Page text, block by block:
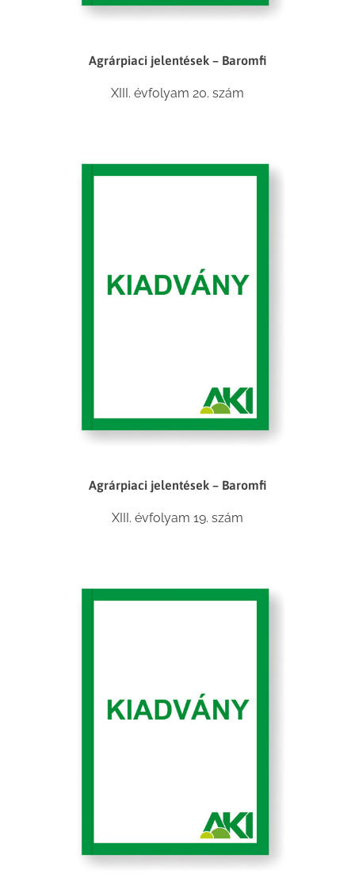
Agrárpiaci jelentések – Baromfi
XIII. évfolyam 20. szám
Agrárpiaci jelentések – Baromfi
XIII. évfolyam 19. szám